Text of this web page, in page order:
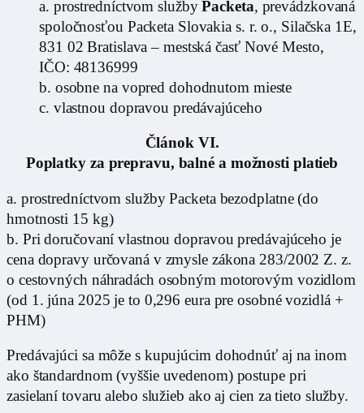
a. prostredníctvom službyPacketa, prevádzkovaná
spoločnosťou Packeta Slovakia s. r. o., Silačska 1E,
831 02 Bratislava – mestská časť Nové Mesto,
IČO: 48136999
b. osobne na vopred dohodnutom mieste
c. vlastnou dopravou predávajúceho
Článok VI.
Poplatky za prepravu, balné a možnosti platieb
a. prostredníctvom služby Packeta bezodplatne (do
hmotnosti 15 kg)
b. Pri doručovaní vlastnou dopravou predávajúceho je
cena dopravy určovaná v zmysle zákona 283/2002 Z. z.
o cestovných náhradách osobným motorovým vozidlom
(od 1. júna 2025 je to 0,296 eura pre osobné vozidlá +
PHM)
Predávajúci sa môže s kupujúcim dohodnúť aj na inom
ako štandardnom (vyššie uvedenom) postupe pri
zasielaní tovaru alebo služieb ako aj cien za tieto služby.